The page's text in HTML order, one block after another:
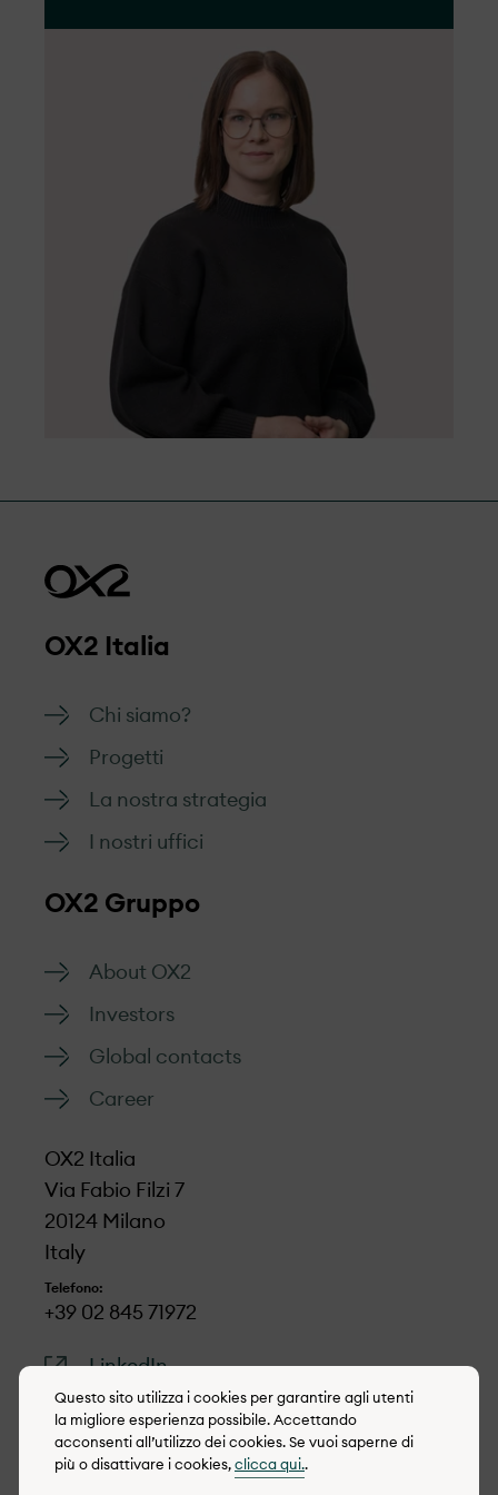
Siamo aperti al dialogo con i nostri
interlocutori e faremo il possibile per dare
riscontro in modo adeguato.
Modulo da compilare per la
segnalazione
OX2 Italia
Chi siamo?
Progetti
La nostra strategia
I nostri uffici
OX2 Gruppo
About OX2
Investors
Global contacts
Career
OX2 Italia
Via Fabio Filzi 7
20124 Milano
Italy
Telefono:
+39 02 845 71972
LinkedIn
Questo sito utilizza i cookies per garantire agli utenti
la migliore esperienza possibile. Accettando
acconsenti all’utilizzo dei cookies. Se vuoi saperne di
più o disattivare i cookies, clicca qui..